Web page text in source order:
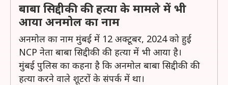
बाबा सिद्दीकी की हत्या के मामले में भी
आया अनमोल का नाम
अनमोल का नाम मुंबई में 12 अक्टूबर, 2024 को हुई
NCP नेता बाबा सिद्दीकी की हत्या में भी आया है।
मुंबई पुलिस का कहना है कि अनमोल बाबा सिद्दीकी की
हत्या करने वाले शूटरों के संपर्क में था।